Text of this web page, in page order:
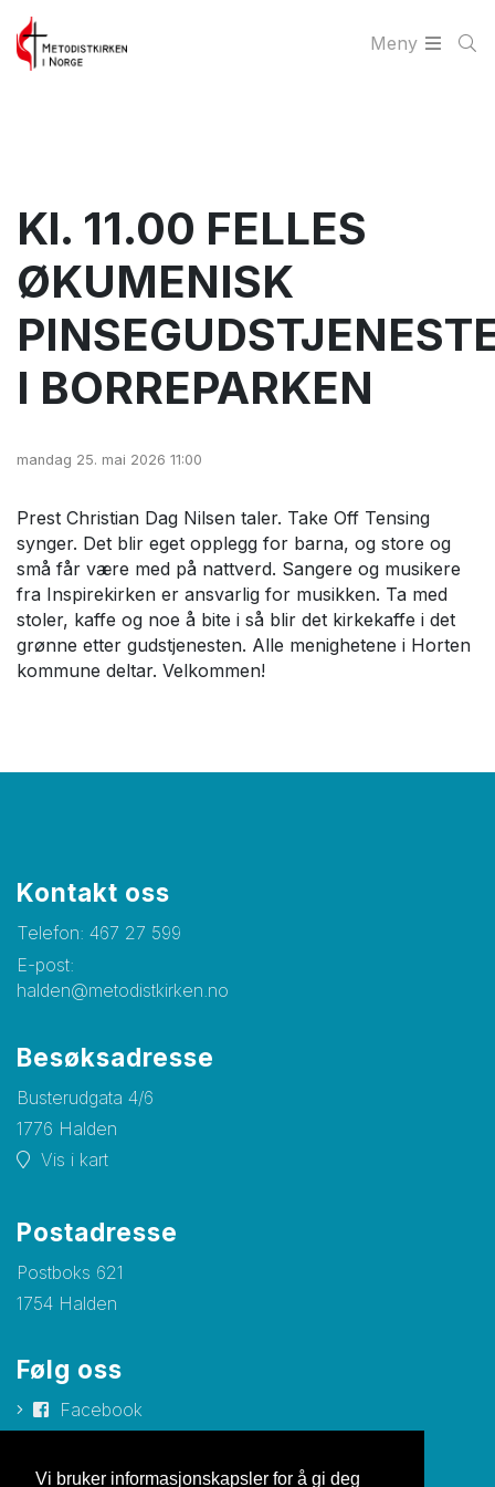
Vi bruker informasjonskapsler for å gi deg
Meny
Kl. 11.00 FELLES
ØKUMENISK
I BORREPARKEN
mandag 25. mai 2026 11:00
Prest Christian Dag Nilsen taler. Take Off Tensing
synger. Det blir eget opplegg for barna, og store og
små får være med på nattverd. Sangere og musikere
fra Inspirekirken er ansvarlig for musikken. Ta med
stoler, kaffe og noe å bite i så blir det kirkekaffe i det
grønne etter gudstjenesten. Alle menighetene i Horten
kommune deltar. Velkommen!
Kontakt oss
Telefon: 467 27 599
E-post:
halden@metodistkirken.no
Besøksadresse
Busterudgata 4/6
1776 Halden
Vis i kart
Postadresse
Postboks 621
1754 Halden
Følg oss
Facebook